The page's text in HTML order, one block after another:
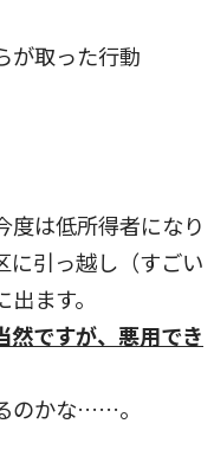
が取った行動
度は低所得者になり
に引っ越し（すごい
ます。
然ですが、悪用でき
のかな……。